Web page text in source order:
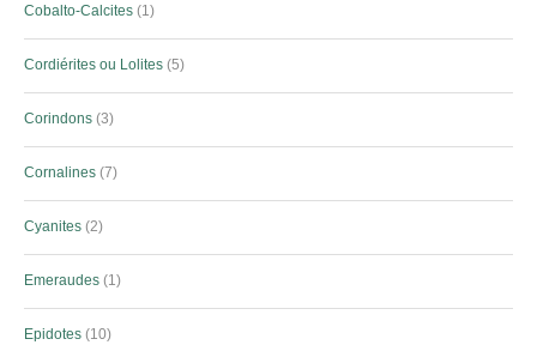
Cobalto-Calcites 1
Cordiérites ou Lolites 5
Corindons 3
Cornalines 7
Cyanites 2
Emeraudes 1
Epidotes 10